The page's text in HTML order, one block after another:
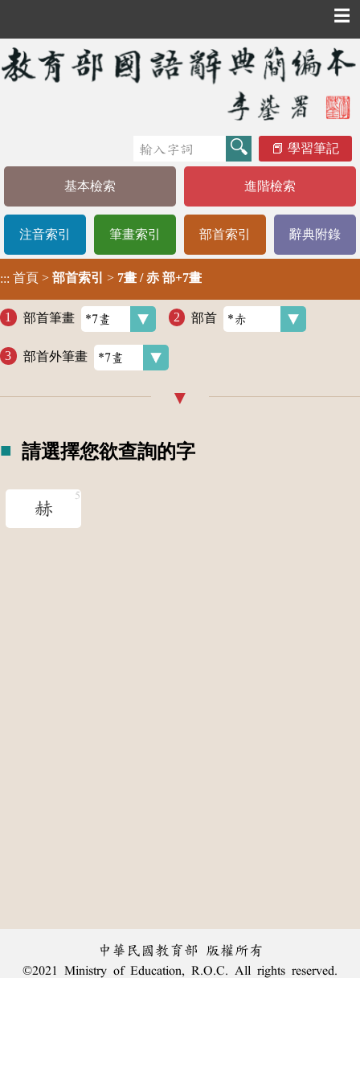
☰
學習筆記
基本檢索 進階檢索
注音索引 筆畫索引 部首索引 辭典附錄
::: 首頁 > 部首索引 > 7畫 / 赤 部+7畫
部首筆畫 部首
部首外筆畫
請選擇您欲查詢的字
赫
中華民國教育部 版權所有
©2021 Ministry of Education, R.O.C. All rights reserved.